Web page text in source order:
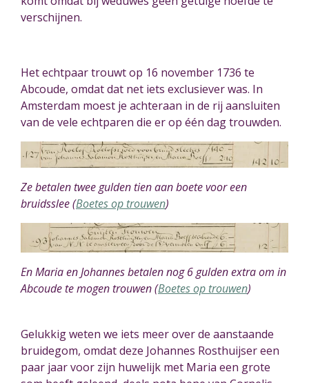
verschijnen.
Het echtpaar trouwt op 16 november 1736 te
Abcoude, omdat dat net iets exclusiever was. In
Amsterdam moest je achteraan in de rij aansluiten
van de vele echtparen die er op één dag trouwden.
Ze betalen twee gulden tien aan boete voor een
bruidsslee (Boetes op trouwen)
En Maria en Johannes betalen nog 6 gulden extra om in
Abcoude te mogen trouwen (Boetes op trouwen)
Gelukkig weten we iets meer over de aanstaande
bruidegom, omdat deze Johannes Rosthuijsereen
paar jaar voor zijn huwelijk met Maria een grote